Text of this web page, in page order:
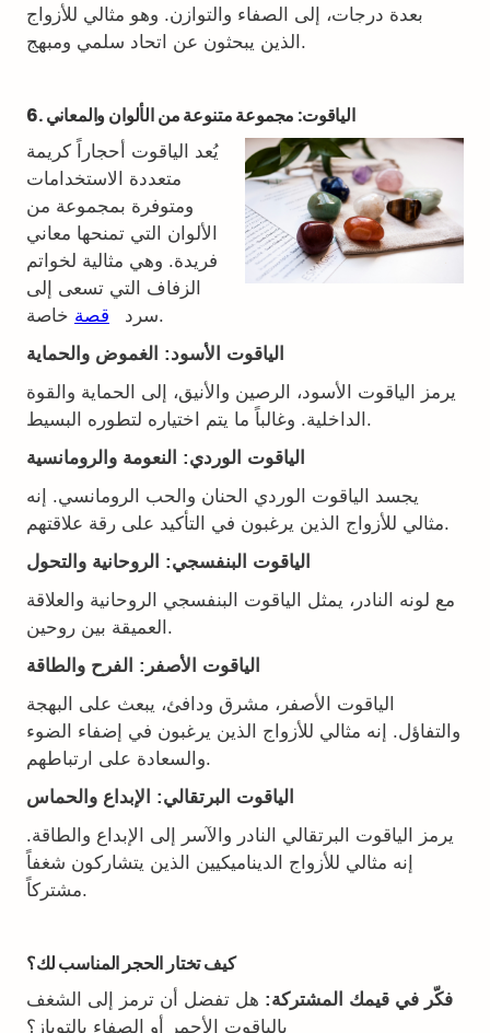
بعدة درجات، إلى الصفاء والتوازن. وهو مثالي للأزواج
الذين يبحثون عن اتحاد سلمي ومبهج.
6. الياقوت: مجموعة متنوعة من الألوان والمعاني
يُعد الياقوت أحجاراً كريمة
متعددة الاستخدامات
ومتوفرة بمجموعة من
الألوان التي تمنحها معاني
فريدة. وهي مثالية لخواتم
الزفاف التي تسعى إلى
سرد
قصة
خاصة.
الياقوت الأسود: الغموض والحماية
يرمز الياقوت الأسود، الرصين والأنيق، إلى الحماية والقوة
الداخلية. وغالباً ما يتم اختياره لتطوره البسيط.
الياقوت الوردي: النعومة والرومانسية
يجسد الياقوت الوردي الحنان والحب الرومانسي. إنه
مثالي للأزواج الذين يرغبون في التأكيد على رقة علاقتهم.
الياقوت البنفسجي: الروحانية والتحول
مع لونه النادر، يمثل الياقوت البنفسجي الروحانية والعلاقة
العميقة بين روحين.
الياقوت الأصفر: الفرح والطاقة
الياقوت الأصفر، مشرق ودافئ، يبعث على البهجة
والتفاؤل. إنه مثالي للأزواج الذين يرغبون في إضفاء الضوء
والسعادة على ارتباطهم.
الياقوت البرتقالي: الإبداع والحماس
يرمز الياقوت البرتقالي النادر والآسر إلى الإبداع والطاقة.
إنه مثالي للأزواج الديناميكيين الذين يتشاركون شغفاً
مشتركاً.
كيف تختار الحجر المناسب لك؟
فكّر في قيمك المشتركة: هل تفضل أن ترمز إلى الشغف
بالياقوت الأحمر أو الصفاء بالتوباز؟